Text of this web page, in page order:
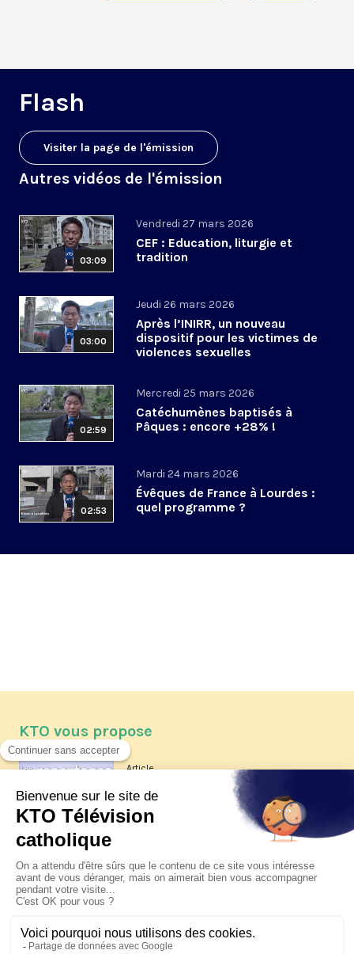
Flash
Visiter la page de l'émission
Autres vidéos de l'émission
03:09
Vendredi 27 mars 2026
CEF : Education, liturgie et
tradition
03:00
Jeudi 26 mars 2026
Après l’INIRR, un nouveau
dispositif pour les victimes de
violences sexuelles
02:59
Mercredi 25 mars 2026
Catéchumènes baptisés à
Pâques : encore +28% !
02:53
Mardi 24 mars 2026
Évêques de France à Lourdes :
quel programme ?
KTO vous propose
Article
Les reportages d'été 2026 de KTO
La visite pastorale du pape Léon
XIV à Assise à suivre sur KTO le
jeudi 6 août
Le pape en Uruguay, Argentine et
Pérou du 6 au 17 novembre 2026